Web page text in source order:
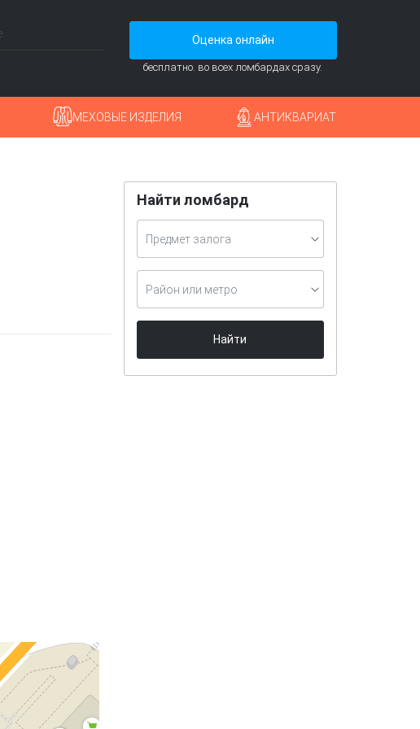
Оценка онлайн
бесплатно. во всех ломбардах сразу.
МЕХОВЫЕ ИЗДЕЛИЯ АНТИКВАРИАТ
Найти ломбард
Предмет залога
Район или метро
Найти